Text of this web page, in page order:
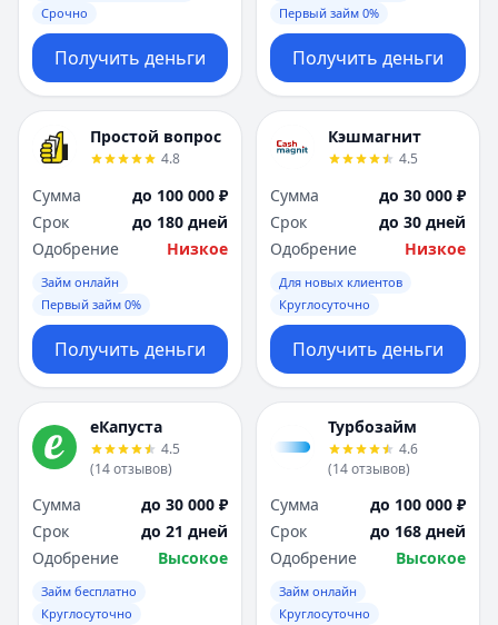
Срочно
Получить деньги
Первый займ 0%
Получить деньги
Простой вопрос
4.8
Сумма
до 100 000 ₽
Срок
до 180 дней
Одобрение
Низкое
Займ онлайн
Первый займ 0%
Получить деньги
Кэшмагнит
4.5
Сумма
до 30 000 ₽
Срок
до 30 дней
Одобрение
Низкое
Для новых клиентов
Круглосуточно
Получить деньги
еКапуста
4.5
(14отзывов)
Сумма
до 30 000 ₽
Срок
до 21 дней
Одобрение
Высокое
Займ бесплатно
Круглосуточно
Турбозайм
4.6
(14отзывов)
Сумма
до 100 000 ₽
Срок
до 168 дней
Одобрение
Высокое
Займ онлайн
Круглосуточно